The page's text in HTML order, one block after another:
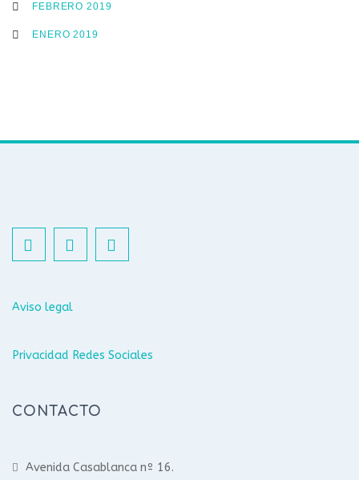
FEBRERO 2019
ENERO 2019
Aviso legal
Privacidad Redes Sociales
CONTACTO
Avenida Casablanca nº 16.